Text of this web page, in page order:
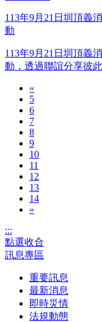
113年9月21日圳頂義
動
113年9月21日圳頂義
動，透過聯誼分享彼
«
5
6
7
8
9
10
11
12
13
14
»
:::
點選收合
訊息專區
重要訊息
最新消息
即時災情
法規動態